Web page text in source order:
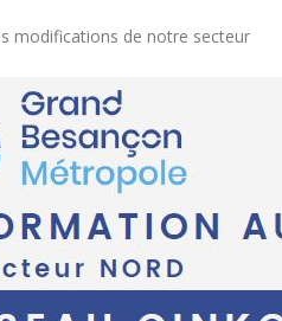
modifications de notre secteur